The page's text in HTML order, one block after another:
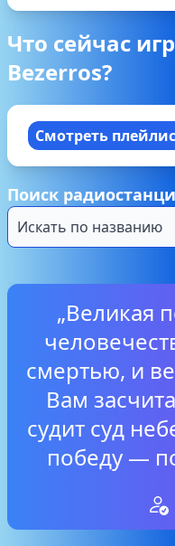
Что сейчас
Bezerros?
Смотреть
Поиск
„Великая
смертью, и
Вам
судит суд
победу —